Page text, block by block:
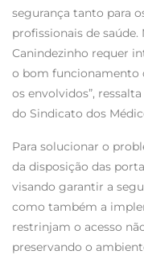
segurança tanto para
profissionais de
Canindezinho requer
o bom funcionamento
os envolvidos”,
do Sindicato dos
Para solucionar o
da disposição das
visando garantir a
como também a
restrinjam o acesso
preservando o